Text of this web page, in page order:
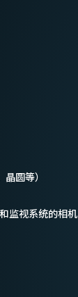
圆等）
监视系统的相机